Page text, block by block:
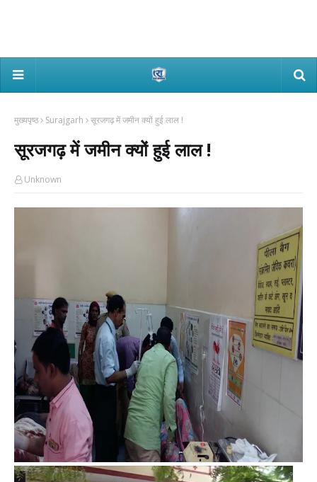
मुख्यपृष्ठ Surajgarh सूरजगढ़ में जमीन क्यों हुई लाल !
सूरजगढ़ में जमीन क्यों हुई लाल !
Unknown